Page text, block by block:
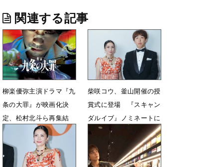
関連する記事
柳楽優弥主演ドラマ『九
条の大罪』が映画化決
定、松村北斗ら再集結
「俳優として本当に幸
せ」
7月30日 09時21分
柴咲コウ、釜山開催の授
賞式に登場 『スキャン
ダルイブ』ノミネートに
感激「幸せ」
6月22日 08時02分